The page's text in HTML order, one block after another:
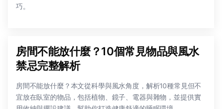
巧。
房間不能放什麼？10個常見物品與風水
禁忌完整解析
房間不能放什麼？本文從科學與風水角度，解析10種常見但不
宜放在臥室的物品，包括植物、鏡子、電器與雜物，並提供實